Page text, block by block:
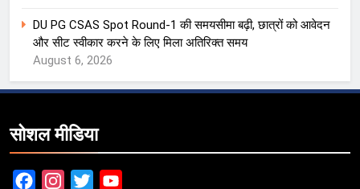
DU PG CSAS Spot Round-1 की समयसीमा बढ़ी, छात्रों को आवेदन
और सीट स्वीकार करने के लिए मिला अतिरिक्त समय
August 6, 2026
सोशल मीडिया
FacebookInstagram
Twitter